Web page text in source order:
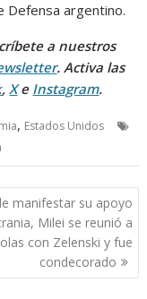
Defensa argentino.
a nuestros
. Activa las
,Xe Instagram.
, Estados Unidos
manifestar su apoyo
Milei se reunió a
con Zelenski y fue
condecorado